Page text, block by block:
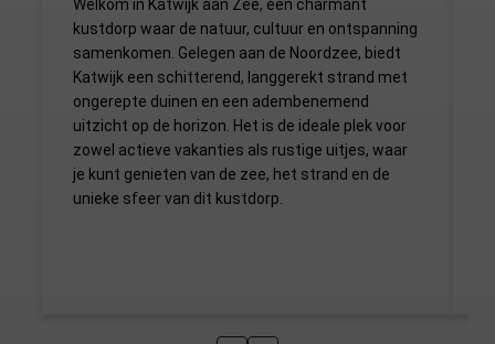
Welkom in Katwijk aan Zee, een charmant
kustdorp waar de natuur, cultuur en ontspanning
samenkomen. Gelegen aan de Noordzee, biedt
Katwijk een schitterend, langgerekt strand met
ongerepte duinen en een adembenemend
uitzicht op de horizon. Het is de ideale plek voor
zowel actieve vakanties als rustige uitjes, waar
je kunt genieten van de zee, het strand en de
unieke sfeer van dit kustdorp.